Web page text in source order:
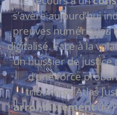
s’avère aujourd’hui
preuves numériques
digitalisé. Face à la
un huissier de
d’une force
tribunaux. Atlas
arrondissementde